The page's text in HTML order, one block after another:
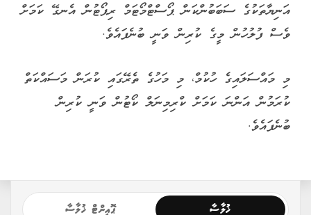
އަނިޔާތަކުގެ ސަބަބުންކަން ޕޯސްޓްމޯޓަމް ރިޕޯޓުން އެނގޭ ކަމަށް
ވެސް ފުލުހުން މީގެ ކުރިން ވަނީ ބުނެފައެވެ.
މި މައްސަލައިގެ ހުކުމް، މި މަހުގެ ތެރޭގައި ކުރަން މަސައްކަތް
ކުރަމުން އަންނަ ކަމަށް ކްރިމިނަލް ކޯޓުން ވަނީ ކުރިން
ބުނެފައެވެ.
ޚުލާސާ ޕޮއިންޓް ޚުލާސާ